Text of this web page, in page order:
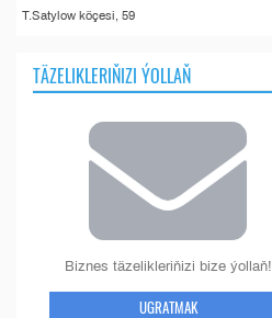
T.Satylow köçesi, 59
TÄZELIKLERIŇIZI ÝOLLAŇ
Biznes täzelikleriňizi bize ýollaň!
UGRATMAK